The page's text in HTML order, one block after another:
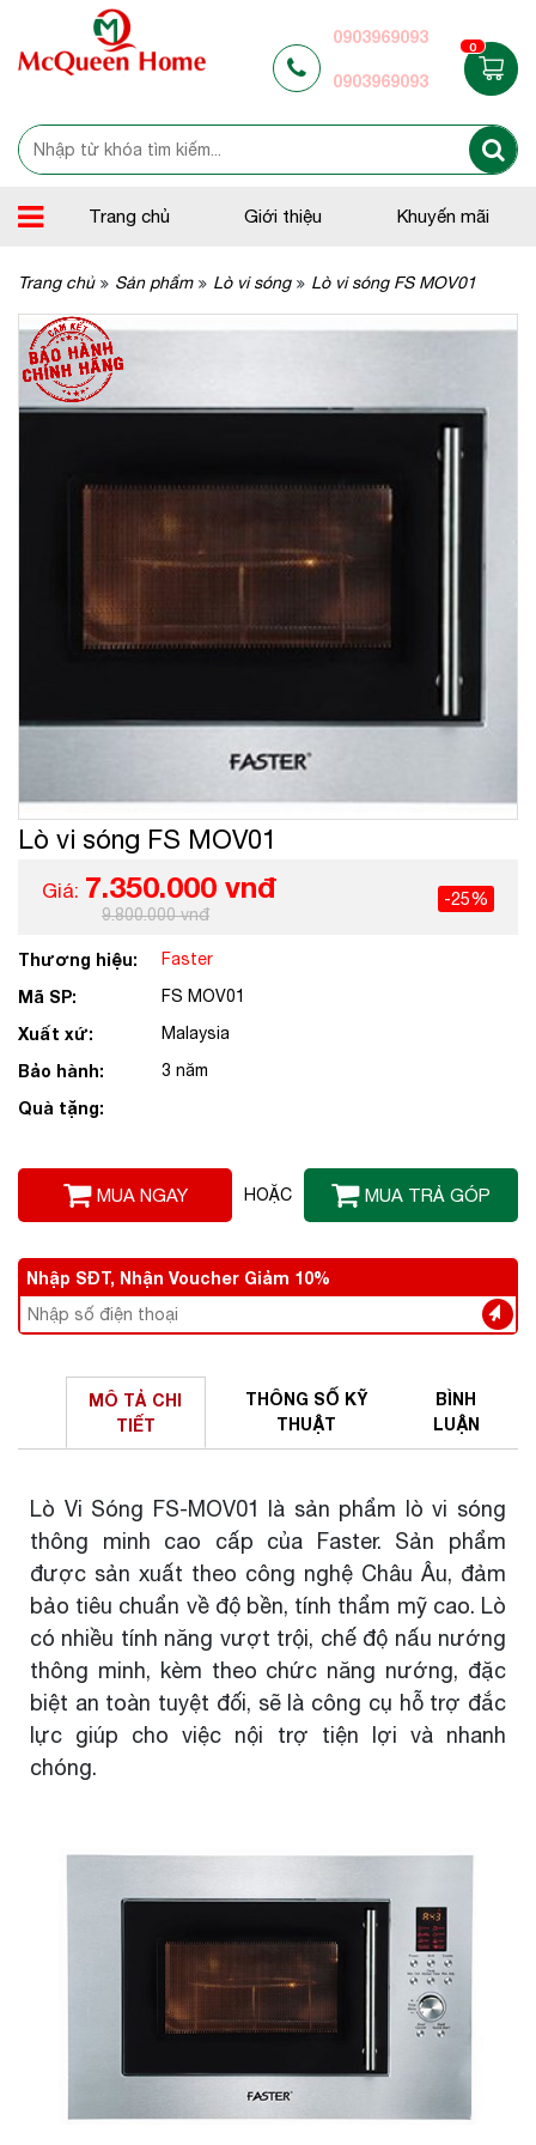
0903969093
0903969093
0
Trang chủ Giới thiệu Khuyến mãi
Trang chủ Sản phẩm Lò vi sóng Lò vi sóng FS MOV01
Lò vi sóng FS MOV01
Giá: 7.350.000 vnđ
9.800.000 vnđ
-25%
Thương hiệu: Faster
Mã SP: FS MOV01
Xuất xứ: Malaysia
Bảo hành: 3 năm
Quà tặng:
MUA NGAY HOẶC MUA TRẢ GÓP
Nhập SĐT, Nhận Voucher Giảm 10%
MÔ TẢ CHI
TIẾT
THÔNG SỐ KỸ
THUẬT
BÌNH
LUẬN
Lò Vi Sóng FS-MOV01 là sản phẩm lò vi sóng
thông minh cao cấp của Faster. Sản phẩm
được sản xuất theo công nghệ Châu Âu, đảm
bảo tiêu chuẩn về độ bền, tính thẩm mỹ cao. Lò
có nhiều tính năng vượt trội, chế độ nấu nướng
thông minh, kèm theo chức năng nướng, đặc
biệt an toàn tuyệt đối, sẽ là công cụ hỗ trợ đắc
lực giúp cho việc nội trợ tiện lợi và nhanh
chóng.